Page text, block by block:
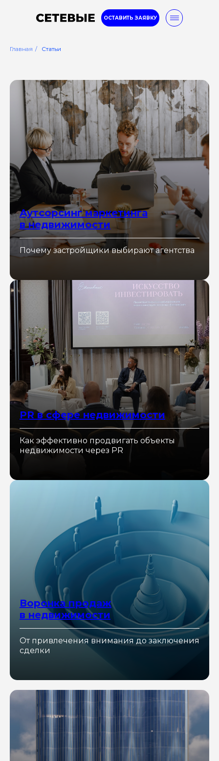
Блог
Кейсы
Услуги
ОСТАВИТЬ ЗАЯВКУ
8-800-777-32-96
Главная / Статьи
Аутсорсинг маркетинга
в недвижимости
Почему застройщики выбирают агентства
PR в сфере недвижимости
Как эффективно продвигать объекты
недвижимости через PR
Воронка продаж
в недвижимости
От привлечения внимания до заключения
сделки